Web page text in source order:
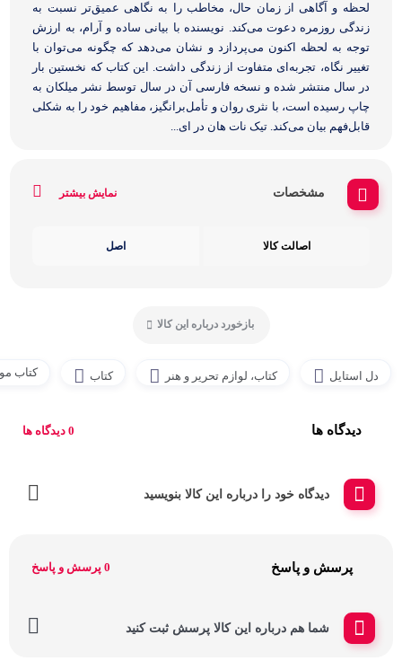
لحظه و آگاهی از زمان حال، مخاطب را به نگاهی عمیق‌تر نسبت به
زندگی روزمره دعوت می‌کند. نویسنده با بیانی ساده و آرام، به ارزش
توجه به لحظه اکنون می‌پردازد و نشان می‌دهد که چگونه می‌توان با
تغییر نگاه، تجربه‌ای متفاوت از زندگی داشت. این کتاب که نخستین بار
در سال منتشر شده و نسخه فارسی آن در سال توسط نشر میلکان به
چاپ رسیده است، با نثری روان و تأمل‌برانگیز، مفاهیم خود را به شکلی
قابل‌فهم بیان می‌کند. تیک نات هان در ای...
مشخصات نمایش بیشتر
اصالت کالا اصل
بازخورد درباره این کالا
دل استایل کتاب، لوازم تحریر و هنر کتاب کتاب
دیدگاه ها 0 دیدگاه ها
دیدگاه خود را درباره این کالا بنویسید
پرسش و پاسخ 0 پرسش و پاسخ
شما هم درباره این کالا پرسش ثبت کنید